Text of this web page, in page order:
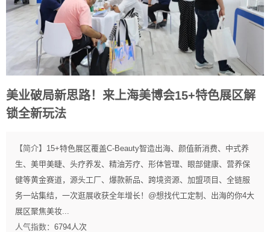
美业破局新思路！来上海美博会15+特色展区解
锁全新玩法
【简介】 15+特色展区覆盖C-Beauty智造出海、颜值新消费、中式养
生、美甲美睫、头疗养发、精油芳疗、形体管理、眼部健康、营养保
健等黄金赛道，源头工厂、爆款新品、跨境资源、加盟项目、全链服
务一站集结，一次逛展收获全年增长！@想找代工定制、出海的你4大
展区聚焦美妆...
人气指数： 6794人次